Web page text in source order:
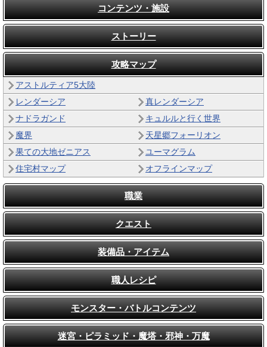
コンテンツ・施設
ストーリー
攻略マップ
アストルティア5大陸
レンダーシア
真レンダーシア
ナドラガンド
キュルルと行く世界
魔界
天星郷フォーリオン
果ての大地ゼニアス
ユーマグラム
住宅村マップ
オフラインマップ
職業
クエスト
装備品・アイテム
職人レシピ
モンスター・バトルコンテンツ
迷宮・ピラミッド・魔塔・邪神・万魔